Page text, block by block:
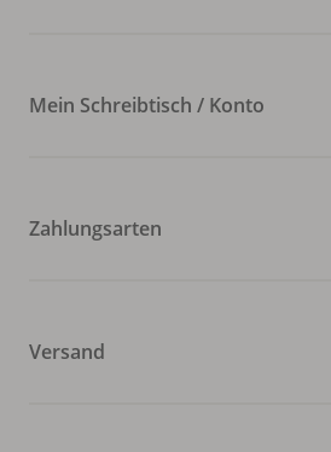
Mein Schreibtisch / Konto
Zahlungsarten
Versand